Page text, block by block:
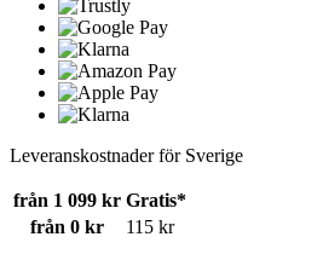
Leveranskostnader för Sverige
från 1 099 kr Gratis*
från 0 kr
115 kr